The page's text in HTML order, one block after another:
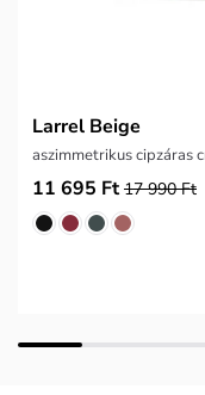
Larrel Beige
aszimmetrikus cipzáras
11 695 Ft 17 990 Ft